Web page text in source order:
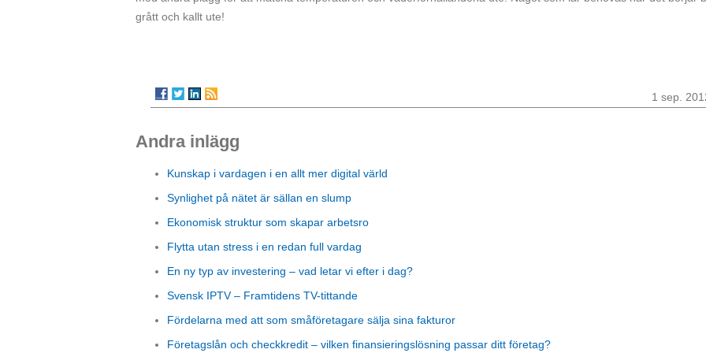
grått och kallt ute!
1 sep.
Andra inlägg
Kunskap i vardagen i en allt mer digital värld
Synlighet på nätet är sällan en slump
Ekonomisk struktur som skapar arbetsro
Flytta utan stress i en redan full vardag
En ny typ av investering – vad letar vi efter i dag?
Svensk IPTV – Framtidens TV-tittande
Fördelarna med att som småföretagare sälja sina fakturor
Företagslån och checkkredit – vilken finansieringslösning passar ditt företag?